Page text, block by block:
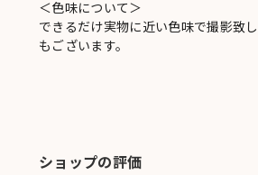
＜色味について＞
できるだけ実物に近い色味で撮影致
もございます。
ショップの評価